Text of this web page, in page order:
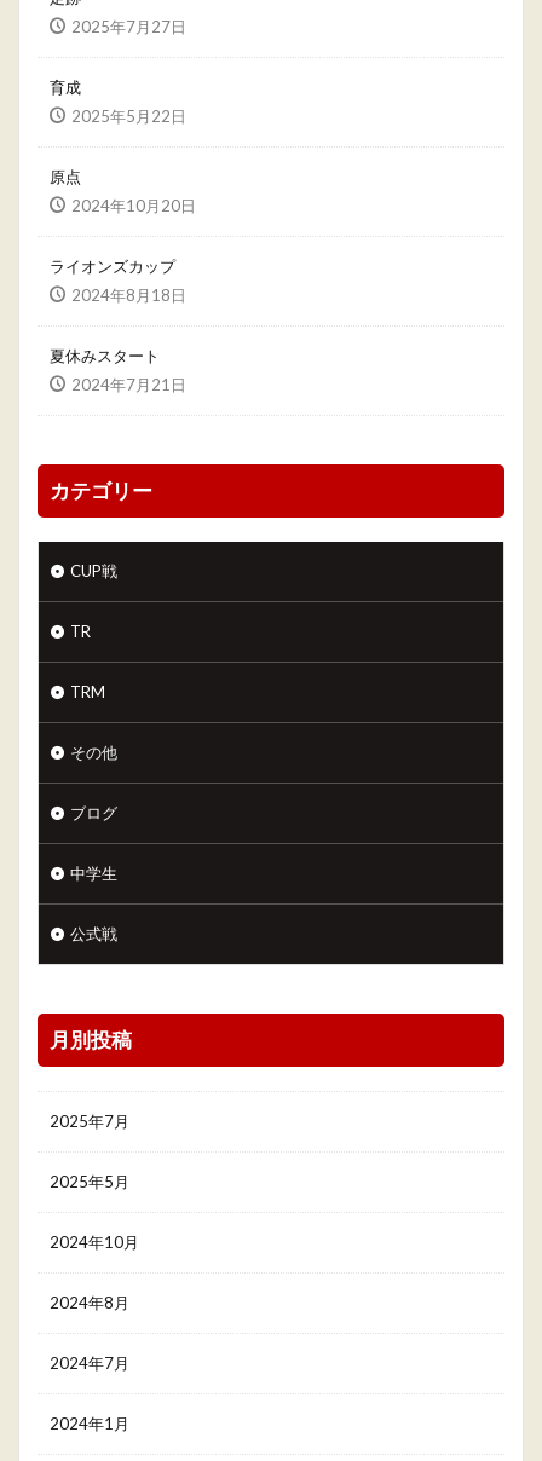
2025年7月27日
育成
2025年5月22日
原点
2024年10月20日
ライオンズカップ
2024年8月18日
夏休みスタート
2024年7月21日
カテゴリー
CUP戦
TR
TRM
その他
ブログ
中学生
公式戦
月別投稿
2025年7月
2025年5月
2024年10月
2024年8月
2024年7月
2024年1月